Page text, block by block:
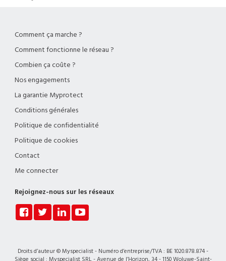
Comment ça marche ?
Comment fonctionne le réseau ?
Combien ça coûte ?
Nos engagements
La garantie Myprotect
Conditions générales
Politique de confidentialité
Politique de cookies
Contact
Me connecter
Rejoignez-nous sur les réseaux
Droits d’auteur © Myspecialist - Numéro d’entreprise/TVA : BE 1020.878.874 -